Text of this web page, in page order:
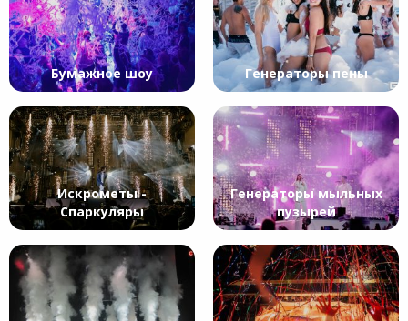
Бумажное шоу Генераторы пены
Искрометы -
Спаркуляры
Генераторы мыльных
пузырей